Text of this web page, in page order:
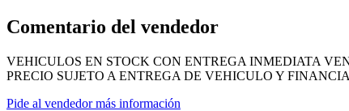
Comentario del vendedor
VEHICULOS EN STOCK CON ENTREGA INMEDIATA
PRECIO SUJETO A ENTREGA DE VEHICULO Y
Pide al vendedor más información